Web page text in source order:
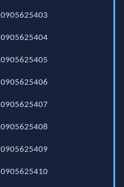
0905625403
0905625404
0905625405
0905625406
0905625407
0905625408
0905625409
0905625410